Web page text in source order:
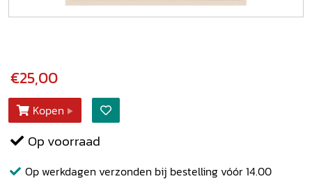
€25,00
Kopen
Op voorraad
Op werkdagen verzonden bij bestelling vóór 14.00